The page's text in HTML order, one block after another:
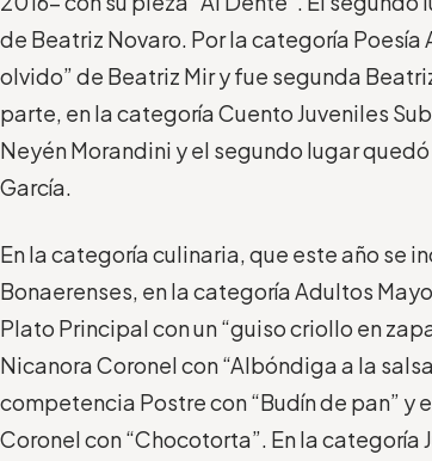
de Beatriz Novaro. Por la categoría
olvido” de Beatriz Mir y fue segunda
parte, en la categoría Cuento Juveniles
Neyén Morandini y el segundo lugar
García.
En la categoría culinaria, que este año se
Bonaerenses, en la categoría Adultos
Plato Principal con un “guiso criollo en
Nicanora Coronel con “Albóndiga a la
competencia Postre con “Budín de pan” y
Coronel con “Chocotorta”. En la categoría